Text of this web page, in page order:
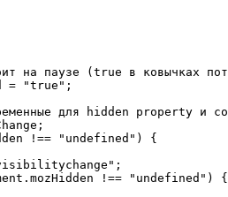
на паузе (true в ковычках
= "true";
для hidden property
!== "undefined") {
!== "undefined") {